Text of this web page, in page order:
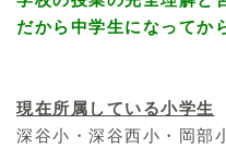
だから中学生になってか
現在所属している小学生
深谷小・深谷西小・岡部